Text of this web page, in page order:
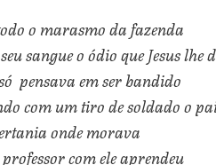
o marasmo da fazenda
sangue o ódio que Jesus lhe
pensava em ser bandido
com um tiro de soldado o
onde morava
com ele aprendeu